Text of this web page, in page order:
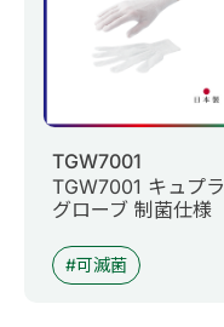
TGW7001
TGW7001 キュプラ
グローブ 制菌仕様
可滅菌